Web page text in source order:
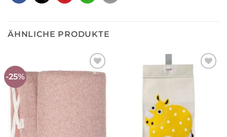
ÄHNLICHE PRODUKTE
-25%
Auf die
Wunschliste
Auf die